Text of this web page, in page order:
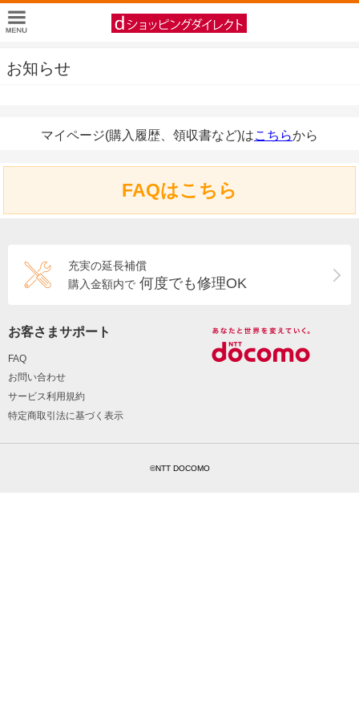
お知らせ
マイページ(購入履歴、領収書など)はこちらから
FAQはこちら
充実の延長補償
購入金額内で 何度でも修理OK
お客さまサポート
FAQ
お問い合わせ
サービス利用規約
特定商取引法に基づく表示
©NTT DOCOMO